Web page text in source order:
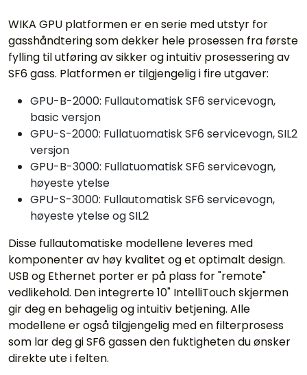
WIKA GPU platformen er en serie med utstyr for
gasshåndtering som dekker hele prosessen fra første
fylling til utføring av sikker og intuitiv prosessering av
SF6 gass. Platformen er tilgjengelig i fire utgaver:
GPU-B-2000: Fullautomatisk SF6 servicevogn,
basic versjon
GPU-S-2000: Fullatuomatisk SF6 servicevogn, SIL2
versjon
GPU-B-3000: Fullatuomatisk SF6 servicevogn,
høyeste ytelse
GPU-S-3000: Fullautomatisk SF6 servicevogn,
høyeste ytelse og SIL2
Disse fullautomatiske modellene leveres med
komponenter av høy kvalitet og et optimalt design.
USB og Ethernet porter er på plass for "remote"
vedlikehold. Den integrerte 10" IntelliTouch skjermen
gir deg en behagelig og intuitiv betjening. Alle
modellene er også tilgjengelig med en filterprosess
som lar deg gi SF6 gassen den fuktigheten du ønsker
direkte ute i felten.